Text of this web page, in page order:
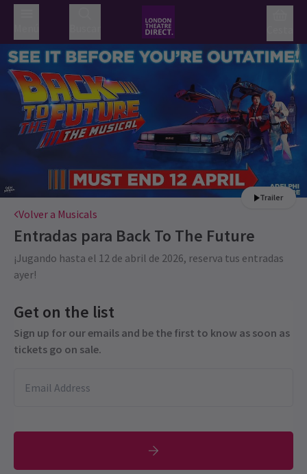
Trailer
Volver a Musicals
Entradas para Back To The Future
¡Jugando hasta el 12 de abril de 2026, reserva tus entradas
ayer!
Get on the list
Sign up for our emails and be the first to know as soon as
tickets go on sale.